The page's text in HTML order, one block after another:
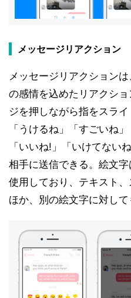
メッセージリアクション
メッセージリアクション
の感情を込めたリアクシ
ジを押しながら指をスラ
「うけるね」「すごいね
「いいね!」「いけてない
相手に送信できる。絵文
使用しており、テキスト
ほか、別の絵文字に対して